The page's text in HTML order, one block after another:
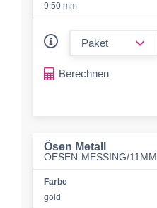
9,50 mm
Berechnen
Ösen Metall
OESEN-MESSING/11MM
Farbe
gold